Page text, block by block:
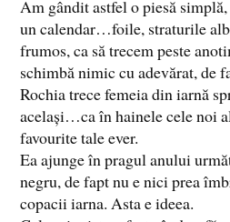
Am gândit astfel o piesă
un calendar…foile, straturile
frumos, ca să trecem peste
schimbă nimic cu adevărat, de
Rochia trece femeia din iarnă
același…ca în hainele cele noi
favourite tale ever.
Ea ajunge în pragul anului
negru, de fapt nu e nici prea
copacii iarna. Asta e ideea.